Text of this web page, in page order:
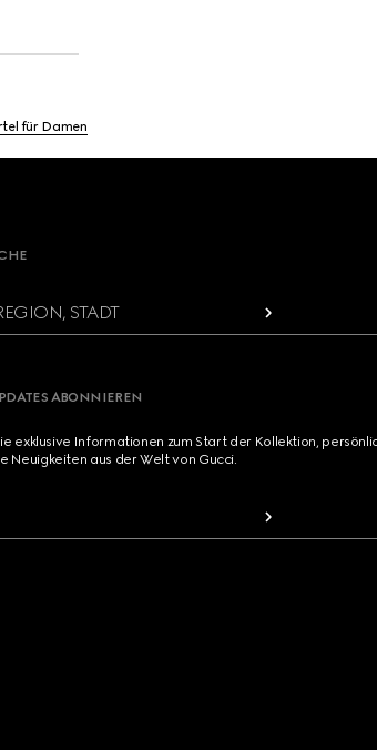
für Damen
STADT
ABONNIEREN
exklusive Informationen zum Start der Kollektion,
Neuigkeiten aus der Welt von Gucci.